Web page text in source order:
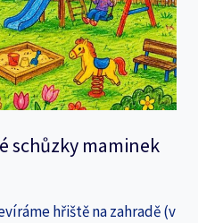
schůzky maminek
hřiště na zahradě (v